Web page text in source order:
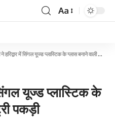
Aa
में सिंगल यूज्ड प्लास्टिक के ग्लास बनाने वाली फैक्ट्री पकड़ी
यूज्ड प्लास्टिक के
पकड़ी